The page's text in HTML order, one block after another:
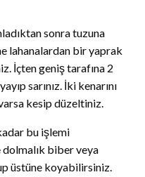
sonra tuzuna
lahanalardan bir yaprak
İçten geniş tarafına 2
sarınız. İki kenarını
kesip düzeltiniz.
bu işlemi
dolmalık biber veya
üstüne koyabilirsiniz.